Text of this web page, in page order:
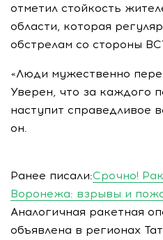
отметил стойкость
области, которая
обстрелам со стороны
«Люди мужественно
Уверен, что за каждого
наступит справедливое
он.
Ранее писали:Срочно!
Воронежа: взрывы и
Аналогичная ракетная
объявлена в регионах